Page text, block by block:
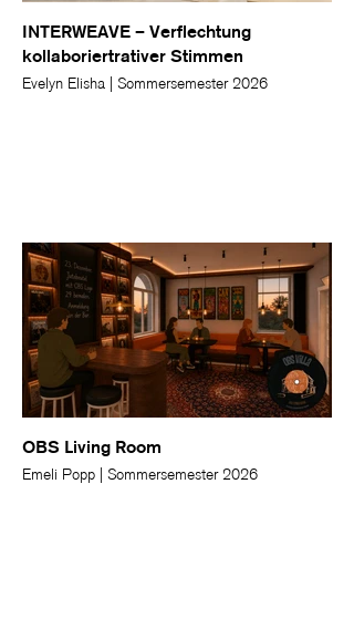
INTERWEAVE – Verflechtung
kollaboriertrativer Stimmen
Evelyn Elisha | Sommersemester 2026
OBS Living Room
Emeli Popp | Sommersemester 2026